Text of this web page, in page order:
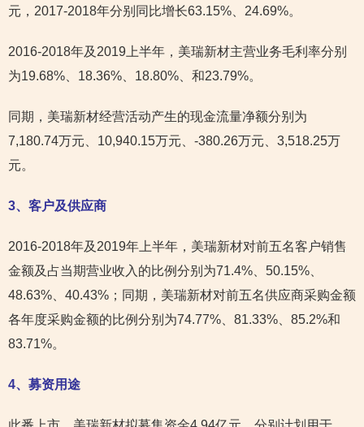
元，2017-2018年分别同比增长63.15%、24.69%。
2016-2018年及2019上半年，美瑞新材主营业务毛利率分别
为19.68%、18.36%、18.80%、和23.79%。
同期，美瑞新材经营活动产生的现金流量净额分别为
7,180.74万元、10,940.15万元、-380.26万元、3,518.25万
元。
3、客户及供应商
2016-2018年及2019年上半年，美瑞新材对前五名客户销售
金额及占当期营业收入的比例分别为71.4%、50.15%、
48.63%、40.43%；同期，美瑞新材对前五名供应商采购金额
各年度采购金额的比例分别为74.77%、81.33%、85.2%和
83.71%。
4、募资用途